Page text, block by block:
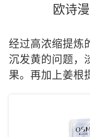
欧诗
经过高浓缩提炼
沉发黄的问题，
果。再加上姜根